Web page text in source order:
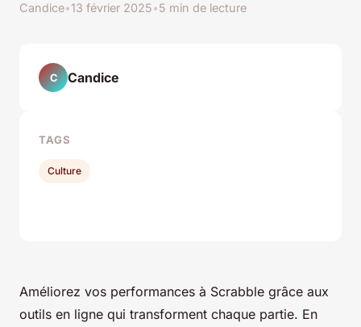
Candice•13 février 2025•5 min de lecture
Améliorez vos performances à Scrabble grâce aux
outils en ligne qui transforment chaque partie. En
C Candice
TAGS
Culture